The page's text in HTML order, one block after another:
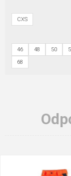
CXS
46 48 50
68